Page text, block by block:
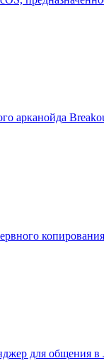
арканойда
для общения в